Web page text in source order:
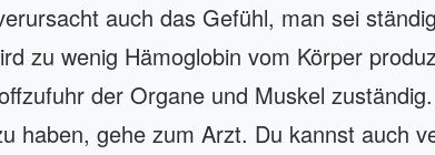
auch das Gefühl, man sei
zu wenig Hämoglobin vom Körper
der Organe und Muskel
haben, gehe zum Arzt. Du kannst auch